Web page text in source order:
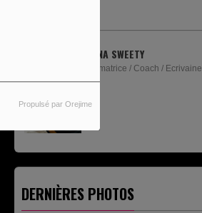
Propulsé par Orejime
ANNA SWEETY
Animatrice / Coach / Ecrivaine
DERNIÈRES PHOTOS